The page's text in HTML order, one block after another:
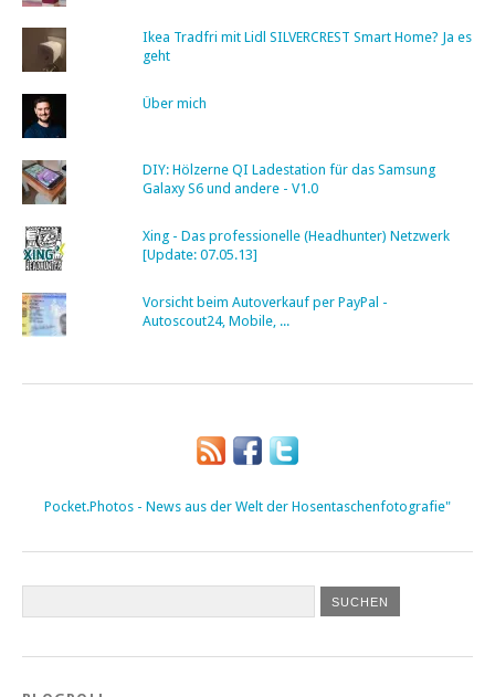
Ikea Tradfri mit Lidl SILVERCREST Smart Home? Ja es
geht
Über mich
DIY: Hölzerne QI Ladestation für das Samsung
Galaxy S6 und andere - V1.0
Xing - Das professionelle (Headhunter) Netzwerk
[Update: 07.05.13]
Vorsicht beim Autoverkauf per PayPal -
Autoscout24, Mobile, ...
Pocket.Photos - News aus der Welt der Hosentaschenfotografie"